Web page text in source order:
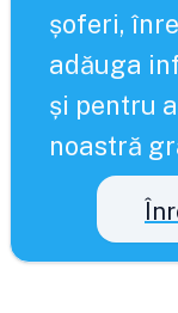
șoferi,
adăuga
și pentru
noastră